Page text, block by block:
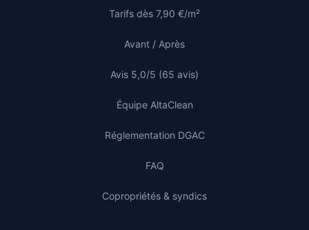
Tarifs dès 7,90 €/m²
Avant / Après
Avis 5,0/5 (65 avis)
Équipe AltaClean
Réglementation DGAC
FAQ
Copropriétés & syndics